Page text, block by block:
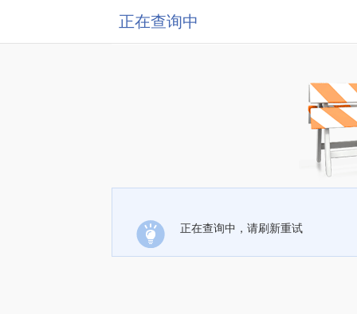
正在查询中
正在查询中，请刷新重试